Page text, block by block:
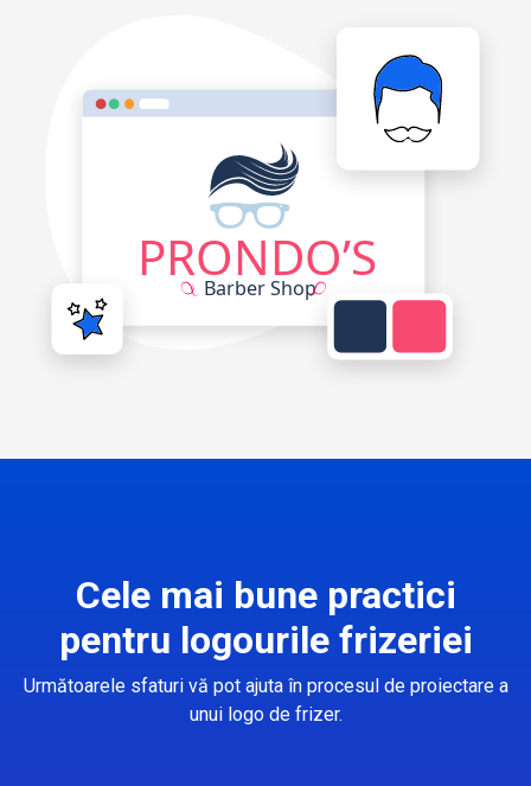
Cele mai bune practici
pentru logourile frizeriei
Următoarele sfaturi vă pot ajuta în procesul de proiectare a
unui logo de frizer.